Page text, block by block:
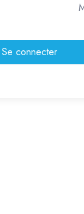
Se connecter